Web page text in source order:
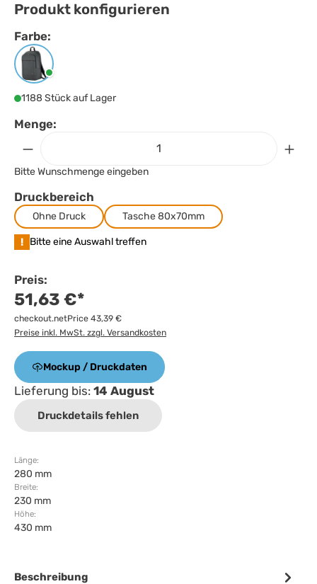
Produkt konfigurieren
Farbe:
Farbeauswählen
Heather grau
1188 Stück auf Lager
Menge:
Bitte Wunschmenge eingeben
Druckbereich
Ohne Druck Tasche 80x70mm
! Bitte eine Auswahl treffen
Preis:
51,63 €*
checkout.netPrice 43,39 €
Preise inkl. MwSt. zzgl. Versandkosten
Mockup / Druckdaten
Lieferung bis: 14 August
Druckdetails fehlen
Länge:
280 mm
Breite:
230 mm
Höhe:
430 mm
Beschreibung